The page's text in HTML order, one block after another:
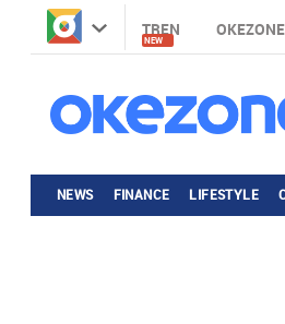
TREN
NEW
NEWS FINANCE LIFESTYLE